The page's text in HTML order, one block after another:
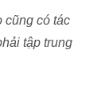
cũng có tác
tập trung